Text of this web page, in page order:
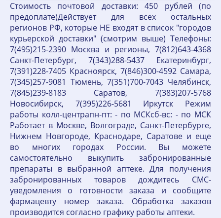
Стоимость почтовой доставки: 450 рублей (по
предоплате)Действует для всех остальных
регионов РФ, которые НЕ входят в список "городов
курьерской доставки" (смотрим выше) Телефоны:
7(495)215-2390 Москва и регионы, 7(812)643-4368
Санкт-Петербург, 7(343)288-5437 Екатеринбург,
7(391)228-7405 Красноярск, 7(846)300-4592 Самара,
7(345)257-9081 Тюмень, 7(351)700-7043 Челябинск,
7(845)239-8183 Саратов, 7(383)207-5768
Новосибирск, 7(395)226-5681 Иркутск Режим
работы колл-центрапн-пт: - по МСКсб-вс: - по МСК
Работает в Москве, Волгограде, Санкт-Петербурге,
Нижнем Новгороде, Краснодаре, Саратове и еще
во многих городах России. Вы можете
самостоятельно выкупить забронированные
препараты в выбранной аптеке. Для получения
забронированных товаров дождитесь СМС-
уведомления о готовности заказа и сообщите
фармацевту номер заказа. Обработка заказов
производится согласно графику работы аптеки.